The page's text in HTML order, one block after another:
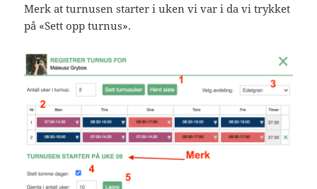
Merk at turnusen starter i uken vi var i da vi trykket
på «Sett opp turnus».